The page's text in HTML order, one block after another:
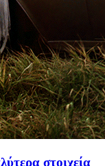
στοιχεία